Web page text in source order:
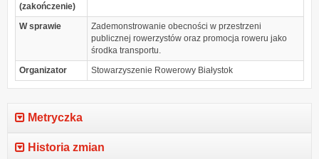
(zakończenie)
W sprawie
Zademonstrowanie obecności w przestrzeni
publicznej rowerzystów oraz promocja roweru jako
środka transportu.
Organizator
Stowarzyszenie Rowerowy Białystok
Metryczka
Historia zmian